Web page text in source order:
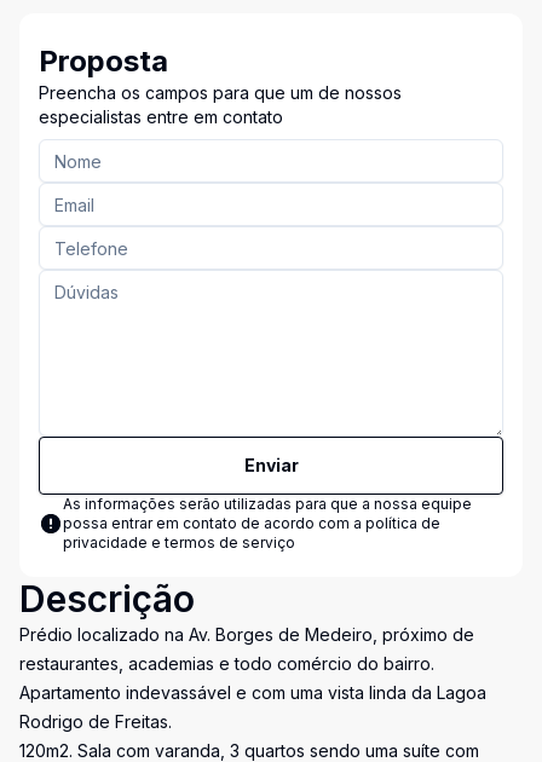
Proposta
Preencha os campos para que um de nossos
especialistas entre em contato
Enviar
As informações serão utilizadas para que a nossa equipe
possa entrar em contato de acordo com a política de
privacidade e termos de serviço
Descrição
Prédio localizado na Av. Borges de Medeiro, próximo de
restaurantes, academias e todo comércio do bairro.
Apartamento indevassável e com uma vista linda da Lagoa
Rodrigo de Freitas.
120m2. Sala com varanda, 3 quartos sendo uma suíte com